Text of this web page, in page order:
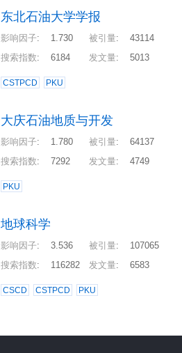
东北石油大学学报
影响因子: 1.730 被引量:
43114
搜索指数: 6184 发文量: 5013
CSTPCD PKU
大庆石油地质与开发
影响因子: 1.780 被引量:
64137
搜索指数: 7292 发文量: 4749
PKU
地球科学
影响因子: 3.536 被引量:
107065
搜索指数: 116282 发文量: 6583
CSCD CSTPCD PKU